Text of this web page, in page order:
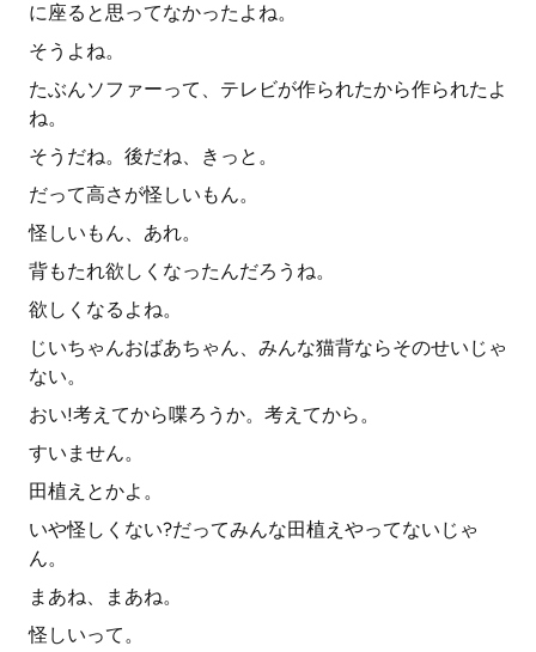
に座ると思ってなかったよね。
そうよね。
たぶんソファーって、テレビが作られたから作られたよ
ね。
そうだね。後だね、きっと。
だって高さが怪しいもん。
怪しいもん、あれ。
背もたれ欲しくなったんだろうね。
欲しくなるよね。
じいちゃんおばあちゃん、みんな猫背ならそのせいじゃ
ない。
おい!考えてから喋ろうか。考えてから。
すいません。
田植えとかよ。
いや怪しくない?だってみんな田植えやってないじゃ
ん。
まあね、まあね。
怪しいって。